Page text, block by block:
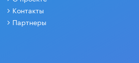
Контакты
Партнеры